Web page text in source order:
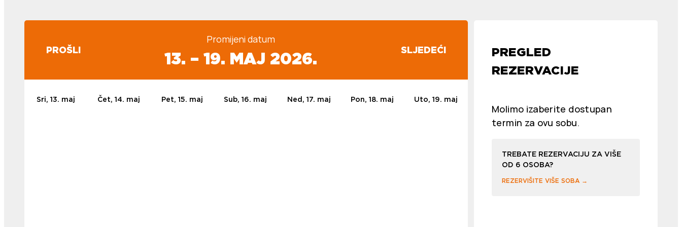
PROŠLI
Promijeni datum
13. – 19. MAJ 2026. SLJEDEĆI
Sri, 13. maj Čet, 14. maj Pet, 15. maj Sub, 16. maj Ned, 17. maj Pon, 18. maj Uto, 19. maj
PREGLED
REZERVACIJE
Molimo izaberite dostupan
termin za ovu sobu.
TREBATE REZERVACIJU ZA VIŠE
OD 6 OSOBA?
REZERVIŠITE VIŠE SOBA →